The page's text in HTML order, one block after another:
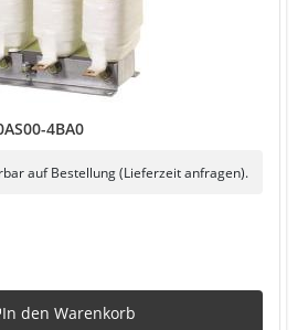
4BA0
auf Bestellung (Lieferzeit anfragen).
In den Warenkorb